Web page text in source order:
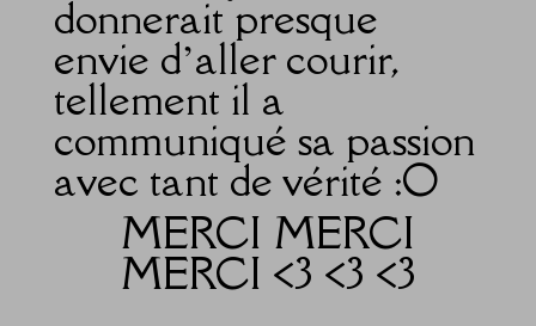
donnerait presque
envie d’aller courir,
tellement il a
communiqué sa passion
avec tant de vérité :O
MERCI MERCI
MERCI <3 <3 <3